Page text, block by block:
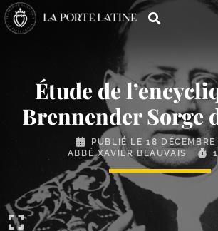
Étude de
Brennender Sorge
PUBLIÉ LE18
ABBÉ XAVIER BEAUVAIS